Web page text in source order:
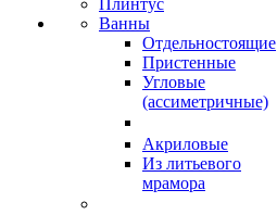
Плинтус
Ванны
Отдельностоящие
Пристенные
Угловые
(ассиметричные)
Акриловые
Из литьевого
мрамора